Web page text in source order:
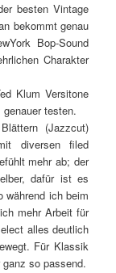
besten Vintage
bekommt genau
Bop-Sound
Charakter
Klum Versitone
testen.
(Jazzcut)
diversen filed
mehr ab; der
dafür ist es
während ich beim
mehr Arbeit für
alles deutlich
Für Klassik
so passend.